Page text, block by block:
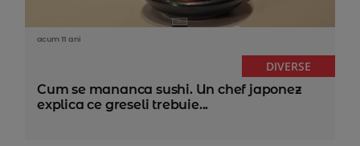
acum 11 ani
DIVERSE
Cum se mananca sushi. Un chef japonez
explica ce greseli trebuie...